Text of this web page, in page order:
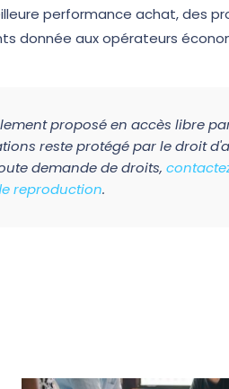
performance achat, des
donnée aux opérateurs
proposé en accès libre
reste protégé par le droit
demande de droits,
reproduction.